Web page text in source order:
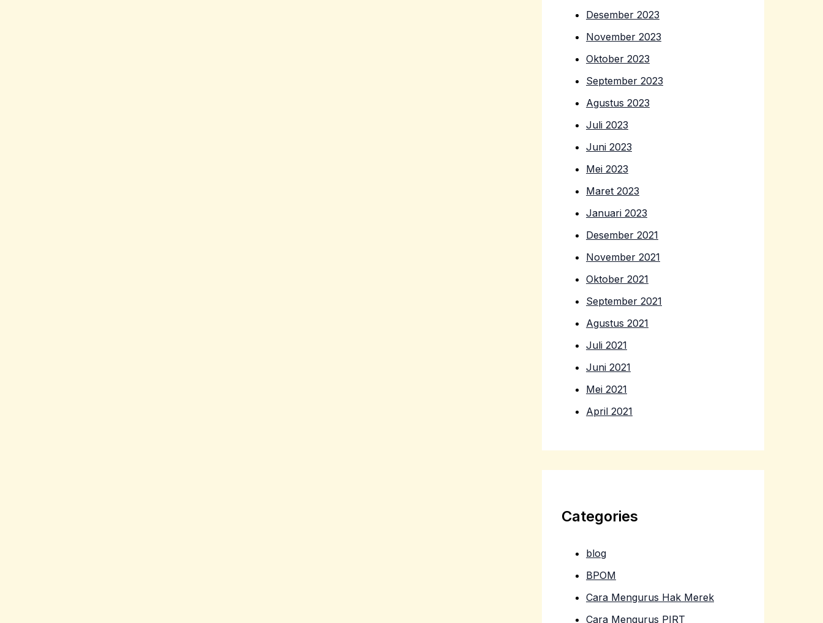
Desember 2023
November 2023
Oktober 2023
September 2023
Agustus 2023
Juli 2023
Juni 2023
Mei 2023
Maret 2023
Januari 2023
Desember 2021
November 2021
Oktober 2021
September 2021
Agustus 2021
Juli 2021
Juni 2021
Mei 2021
April 2021
Categories
blog
BPOM
Cara Mengurus Hak Merek
Cara Mengurus PIRT